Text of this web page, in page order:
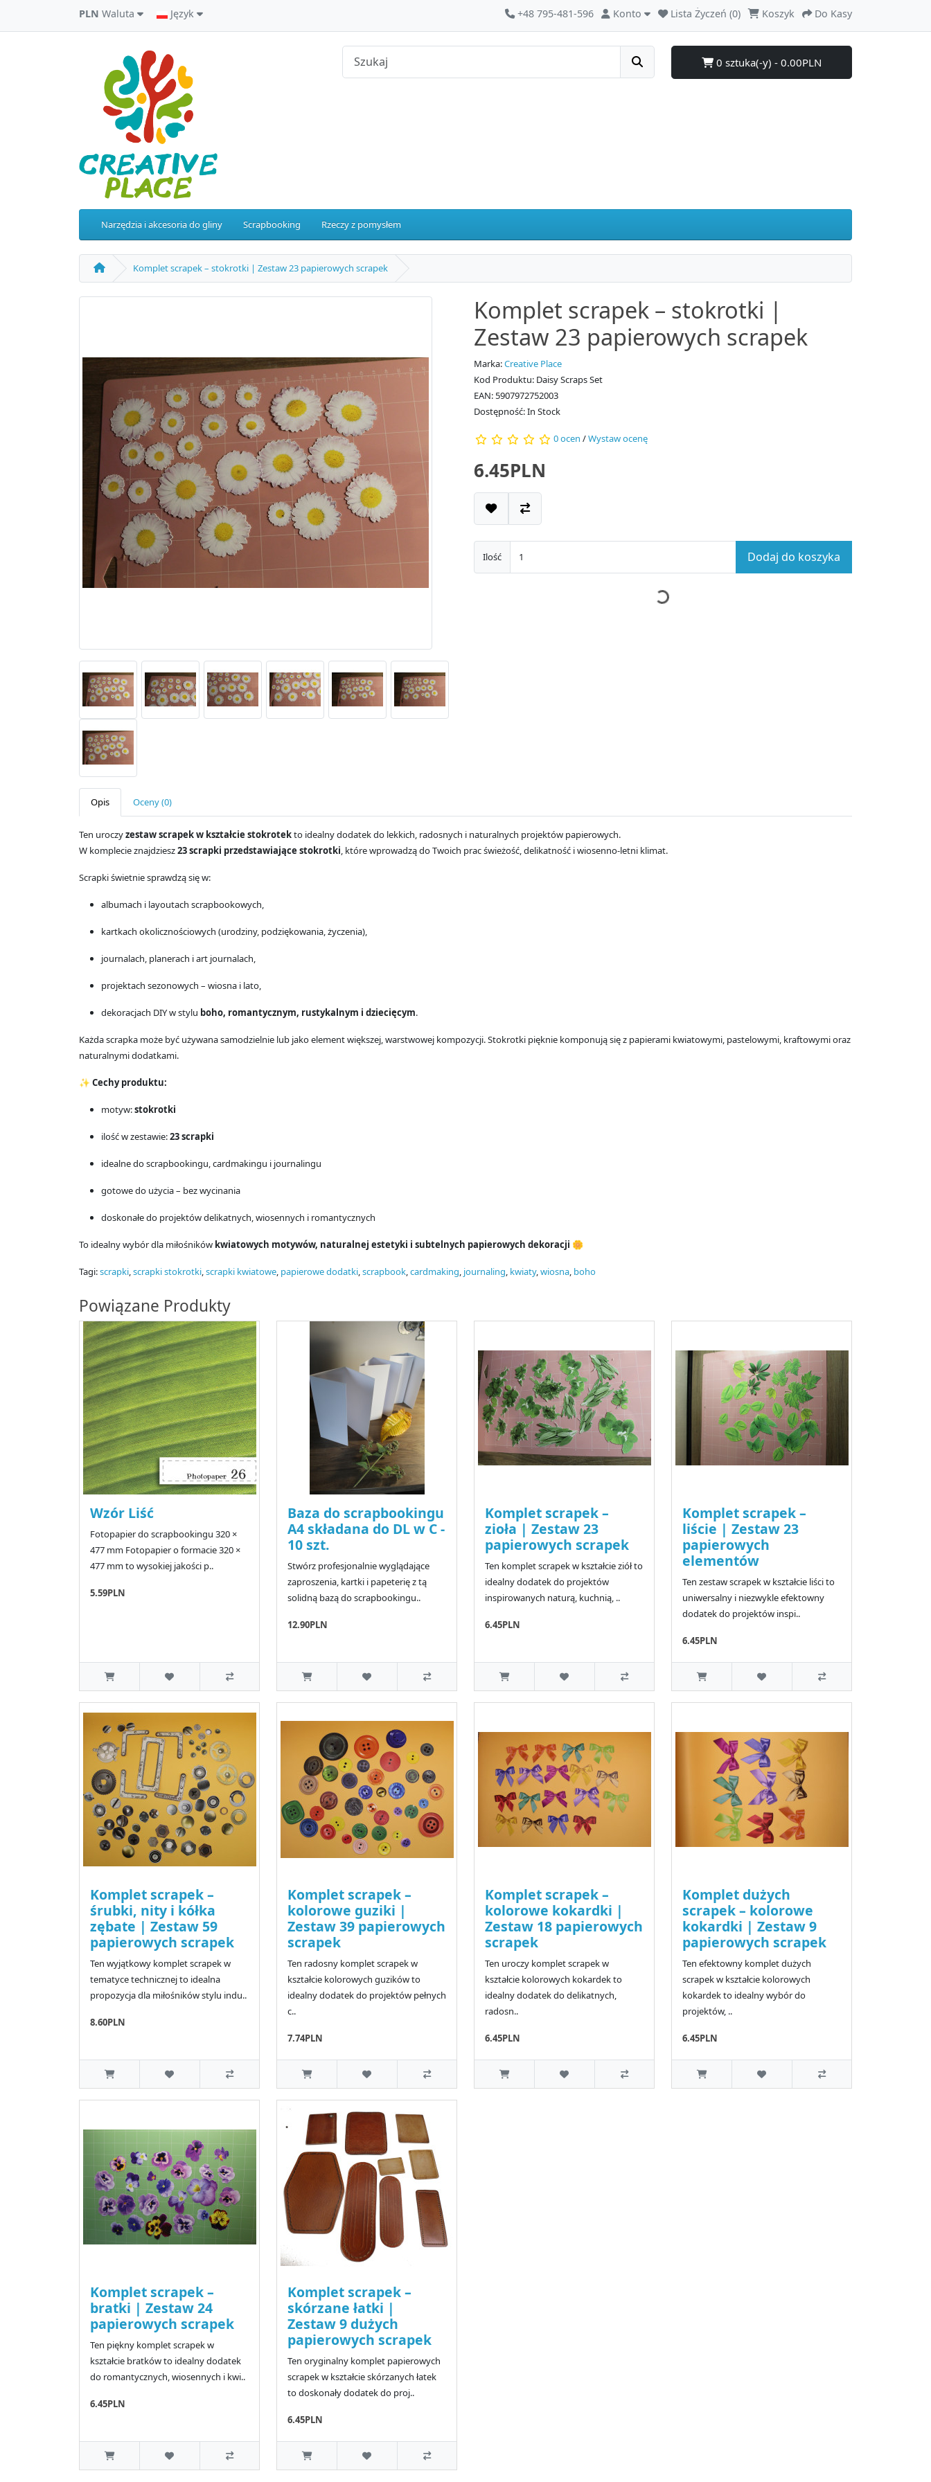
PLN Waluta Język +48 795-481-596 Konto Lista Życzeń (0) Koszyk Do Kasy
0 sztuka(-y) - 0.00PLN
Narzędzia i akcesoria do gliny Scrapbooking Rzeczy z pomysłem
Komplet scrapek – stokrotki | Zestaw 23 papierowych scrapek
Komplet scrapek – stokrotki |
Zestaw 23 papierowych scrapek
Marka:Creative Place
Kod Produktu: Daisy Scraps Set
EAN: 5907972752003
Dostępność: In Stock
0 ocen /Wystaw ocenę
6.45PLN
Ilość Dodaj do koszyka
Opis Oceny (0)
Ten uroczyzestaw scrapek w kształcie stokrotekto idealny dodatek do lekkich, radosnych i naturalnych projektów papierowych.
W komplecie znajdziesz23 scrapki przedstawiające stokrotki , które wprowadzą do Twoich prac świeżość, delikatność i wiosenno-letni klimat.
Scrapki świetnie sprawdzą się w:
albumach i layoutach scrapbookowych,
kartkach okolicznościowych (urodziny, podziękowania, życzenia),
journalach, planerach i art journalach,
projektach sezonowych – wiosna i lato,
dekoracjach DIY w stylu boho, romantycznym, rustykalnym i dziecięcym.
Każda scrapka może być używana samodzielnie lub jako element większej, warstwowej kompozycji. Stokrotki pięknie komponują się z papierami kwiatowymi, pastelowymi, kraftowymi oraz
naturalnymi dodatkami.
✨ Cechy produktu:
motyw:stokrotki
ilość w zestawie:23 scrapki
idealne do scrapbookingu, cardmakingu i journalingu
gotowe do użycia – bez wycinania
doskonałe do projektów delikatnych, wiosennych i romantycznych
To idealny wybór dla miłośników kwiatowych motywów, naturalnej estetyki i subtelnych papierowych dekoracji 🌼
Tagi:scrapki scrapki stokrotki scrapki kwiatowe papierowe dodatki scrapbook cardmaking journaling kwiaty, wiosna boho
Powiązane Produkty
Wzór Liść
Fotopapier do scrapbookingu 320 ×
477 mm Fotopapier o formacie 320 ×
477 mm to wysokiej jakości p..
5.59PLN
Baza do scrapbookingu
A4 składana do DL w C -
10 szt.
Stwórz profesjonalnie wyglądające
zaproszenia, kartki i papeterię z tą
solidną bazą do scrapbookingu..
12.90PLN
Komplet scrapek –
zioła | Zestaw 23
papierowych scrapek
Ten komplet scrapek w kształcie ziół to
idealny dodatek do projektów
inspirowanych naturą, kuchnią, ..
6.45PLN
Komplet scrapek –
liście | Zestaw 23
papierowych
elementów
Ten zestaw scrapek w kształcie liści to
uniwersalny i niezwykle efektowny
dodatek do projektów inspi..
6.45PLN
Komplet scrapek –
śrubki, nity i kółka
zębate | Zestaw 59
papierowych scrapek
Ten wyjątkowy komplet scrapek w
tematyce technicznej to idealna
propozycja dla miłośników stylu indu..
8.60PLN
Komplet scrapek –
kolorowe guziki |
Zestaw 39 papierowych
scrapek
Ten radosny komplet scrapek w
kształcie kolorowych guzików to
idealny dodatek do projektów pełnych
c..
7.74PLN
Komplet scrapek –
kolorowe kokardki |
Zestaw 18 papierowych
scrapek
Ten uroczy komplet scrapek w
kształcie kolorowych kokardek to
idealny dodatek do delikatnych,
radosn..
6.45PLN
Komplet dużych
scrapek – kolorowe
kokardki | Zestaw 9
papierowych scrapek
Ten efektowny komplet dużych
scrapek w kształcie kolorowych
kokardek to idealny wybór do
projektów, ..
6.45PLN
Komplet scrapek –
bratki | Zestaw 24
papierowych scrapek
Ten piękny komplet scrapek w
kształcie bratków to idealny dodatek
do romantycznych, wiosennych i kwi..
6.45PLN
Komplet scrapek –
skórzane łatki |
Zestaw 9 dużych
papierowych scrapek
Ten oryginalny komplet papierowych
scrapek w kształcie skórzanych łatek
to doskonały dodatek do proj..
6.45PLN